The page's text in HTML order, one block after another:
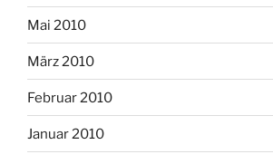
Mai 2010
März 2010
Februar 2010
Januar 2010